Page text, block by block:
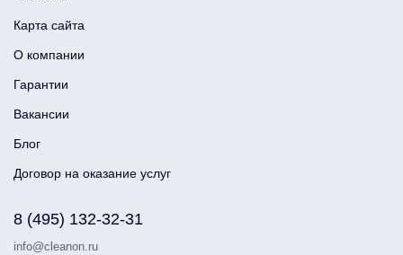
Карта сайта
О компании
Гарантии
Вакансии
Блог
Договор на оказание услуг
8 (495) 132-32-31
info@cleanon.ru